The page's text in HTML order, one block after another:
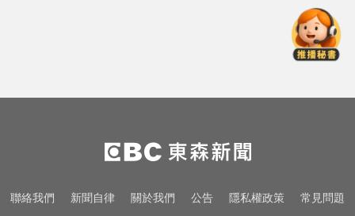
親密照瘋傳 他高調示愛
台指期夜盤狂飆736點 專家揭反彈
契機上看48000點
快訊／白海豚逼近！新竹縣尖石、
聯絡我們 新聞自律 關於我們 公告 隱私權政策 常見問題